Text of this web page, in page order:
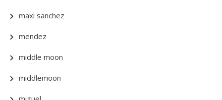
maxi sanchez
mendez
middle moon
middlemoon